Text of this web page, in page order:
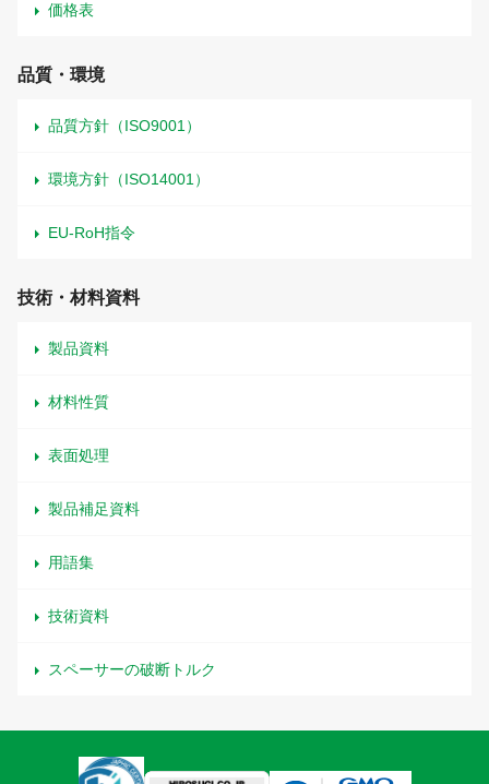
価格表
品質・環境
品質方針（ISO9001）
環境方針（ISO14001）
EU-RoH指令
技術・材料資料
製品資料
材料性質
表面処理
製品補足資料
用語集
技術資料
スペーサーの破断トルク